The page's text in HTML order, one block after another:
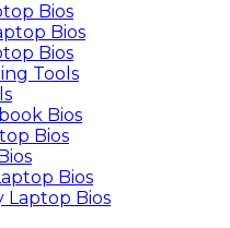
Bios
Bios
Bios
Tools
Bios
Bios
Bios
Laptop Bios